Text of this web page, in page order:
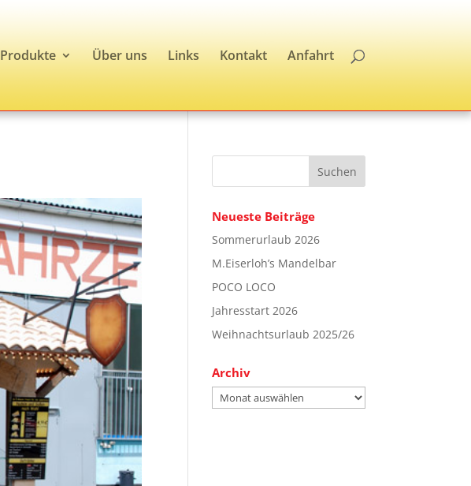
Produkte Über uns Links Kontakt Anfahrt
Neueste Beiträge
Sommerurlaub 2026
M.Eiserloh’s Mandelbar
POCO LOCO
Jahresstart 2026
Weihnachtsurlaub 2025/26
Archiv
Archiv